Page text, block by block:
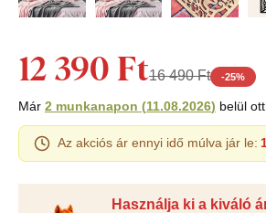
Használja ki a kiváló
12 390 Ft16 490 Ft -25%
Már 2 munkanapon (11.08.2026) belül
Az akciós ár ennyi idő múlva jár le: